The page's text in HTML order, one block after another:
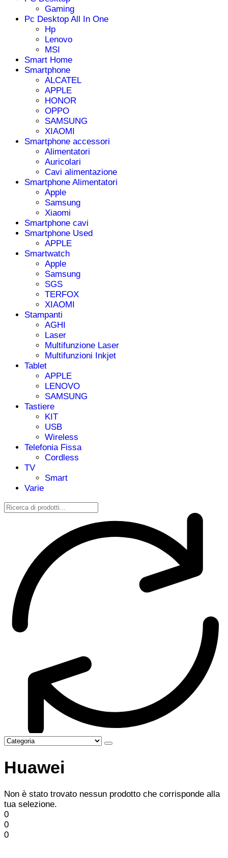
Gaming
Pc Desktop All In One
Hp
Lenovo
MSI
Smart Home
Smartphone
ALCATEL
APPLE
HONOR
OPPO
SAMSUNG
XIAOMI
Smartphone accessori
Alimentatori
Auricolari
Cavi alimentazione
Smartphone Alimentatori
Apple
Samsung
Xiaomi
Smartphone cavi
Smartphone Used
APPLE
Smartwatch
Apple
Samsung
SGS
TERFOX
XIAOMI
Stampanti
AGHI
Laser
Multifunzione Laser
Multifunzioni Inkjet
Tablet
APPLE
LENOVO
SAMSUNG
Tastiere
KIT
USB
Wireless
Telefonia Fissa
Cordless
TV
Smart
Varie
Huawei
Non è stato trovato nessun prodotto che corrisponde alla
tua selezione.
0
0
0